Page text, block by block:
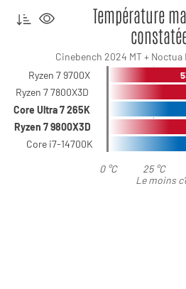
Le moins
Température
Cinebench 2024 MT + Noctua
0 °C 25 °C
Ryzen 7 9700X
Ryzen 7 7800X3D
Core Ultra 7 265K
Ryzen 7 9800X3D
Core i7-14700K